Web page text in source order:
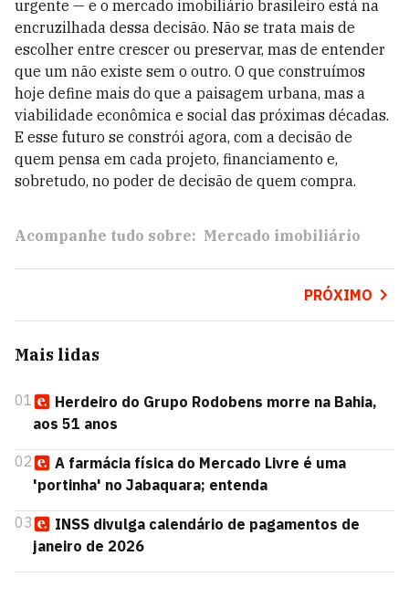
urgente — e o mercado imobiliário brasileiro está na
encruzilhada dessa decisão. Não se trata mais de
escolher entre crescer ou preservar, mas de entender
que um não existe sem o outro. O que construímos
hoje define mais do que a paisagem urbana, mas a
viabilidade econômica e social das próximas décadas.
E esse futuro se constrói agora, com a decisão de
quem pensa em cada projeto, financiamento e,
sobretudo, no poder de decisão de quem compra.
Acompanhe tudo sobre: Mercado imobiliário
PRÓXIMO
Mais lidas
01
Herdeiro do Grupo Rodobens morre na Bahia,
aos 51 anos
02
A farmácia física do Mercado Livre é uma
'portinha' no Jabaquara; entenda
03
INSS divulga calendário de pagamentos de
janeiro de 2026